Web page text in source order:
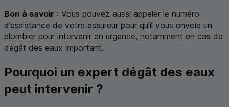
Bon à savoir : Vous pouvez aussi appeler le numéro
d’assistance de votre assureur pour qu’il vous envoie un
plombier pour intervenir en urgence, notamment en cas de
dégât des eaux important.
Pourquoi un expert dégât des eaux
peut intervenir ?